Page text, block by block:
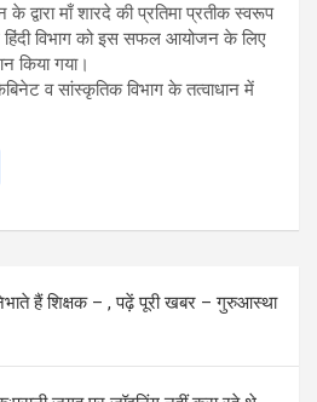
द्वारा माँ शारदे की प्रतिमा प्रतीक स्वरूप
विभाग को इस सफल आयोजन के लिए
किया गया।
व सांस्कृतिक विभाग के तत्वाधान में
ar
e निभाते हैं शिक्षक – , पढ़ें पूरी खबर – गुरुआस्था